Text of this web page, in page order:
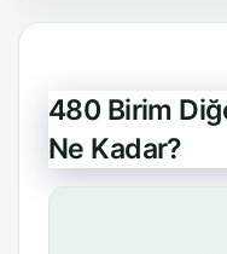
480 Birim
Ne Kadar?